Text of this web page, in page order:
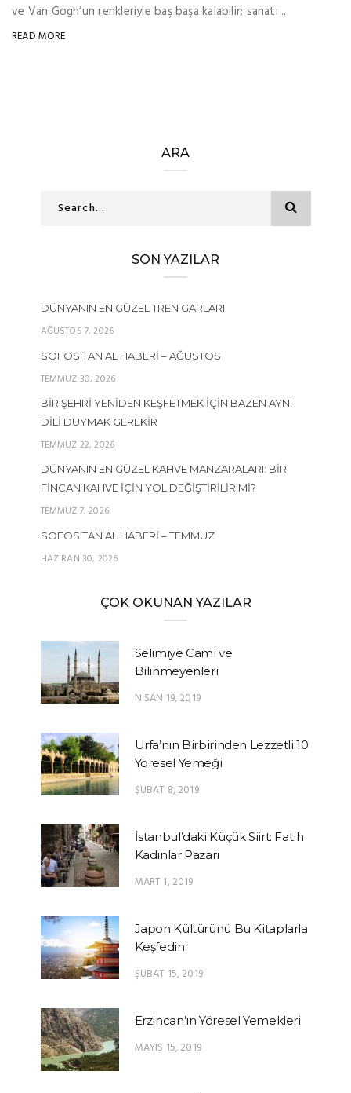
ve Van Gogh’un renkleriyle baş başa kalabilir; sanatı ...
READ MORE
ARA
SON YAZILAR
DÜNYANIN EN GÜZEL TREN GARLARI
AĞUSTOS 7, 2026
SOFOS’TAN AL HABERI – AĞUSTOS
TEMMUZ 30, 2026
BIR ŞEHRI YENIDEN KEŞFETMEK İÇIN BAZEN AYNI
DILI DUYMAK GEREKIR
TEMMUZ 22, 2026
DÜNYANIN EN GÜZEL KAHVE MANZARALARI: BIR
FINCAN KAHVE İÇIN YOL DEĞIŞTIRILIR MI?
TEMMUZ 7, 2026
SOFOS’TAN AL HABERI – TEMMUZ
HAZIRAN 30, 2026
ÇOK OKUNAN YAZILAR
Selimiye Cami ve
Bilinmeyenleri
NISAN 19, 2019
Urfa’nın Birbirinden Lezzetli 10
Yöresel Yemeği
ŞUBAT 8, 2019
İstanbul’daki Küçük Siirt: Fatih
Kadınlar Pazarı
MART 1, 2019
Japon Kültürünü Bu Kitaplarla
Keşfedin
ŞUBAT 15, 2019
Erzincan’ın Yöresel Yemekleri
MAYIS 15, 2019